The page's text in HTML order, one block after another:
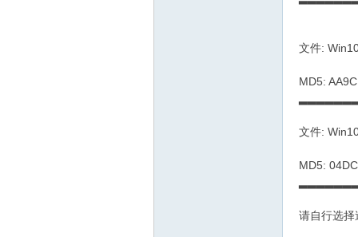
文件:
MD5:
文件:
MD5:
请自行选择